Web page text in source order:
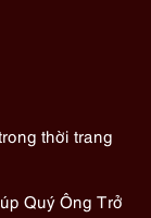
thời trang
Quý Ông Trở